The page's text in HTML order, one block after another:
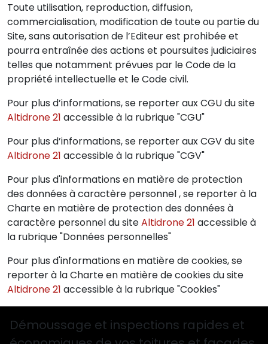
Toute utilisation, reproduction, diffusion,
commercialisation, modification de toute ou partie du
Site, sans autorisation de l’Editeur est prohibée et
pourra entraînée des actions et poursuites judiciaires
telles que notamment prévues par le Code de la
propriété intellectuelle et le Code civil.
Pour plus d’informations, se reporter aux CGU du site
Altidrone 21 accessible à la rubrique "CGU"
Pour plus d’informations, se reporter aux CGV du site
Altidrone 21 accessible à la rubrique "CGV"
Pour plus d'informations en matière de protection
des données à caractère personnel , se reporter à la
Charte en matière de protection des données à
caractère personnel du siteAltidrone 21 accessible à
la rubrique "Données personnelles"
Pour plus d'informations en matière de cookies, se
reporter à la Charte en matière de cookies du site
Altidrone 21 accessible à la rubrique "Cookies"
Démoussage et inspections rapides et